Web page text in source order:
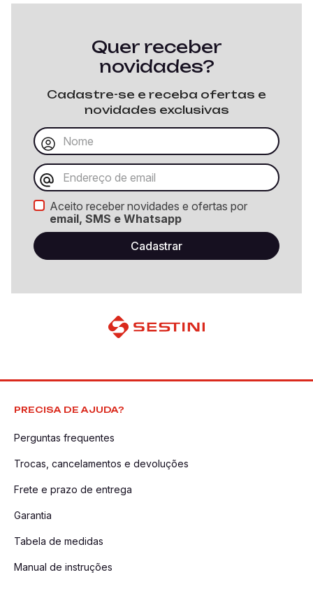
Quer receber
novidades?
Cadastre-se e receba ofertas e
novidades exclusivas
Aceito receber novidades e ofertas por
email, SMS e Whatsapp
PRECISA DE AJUDA?
Perguntas frequentes
Trocas, cancelamentos e devoluções
Frete e prazo de entrega
Garantia
Tabela de medidas
Manual de instruções